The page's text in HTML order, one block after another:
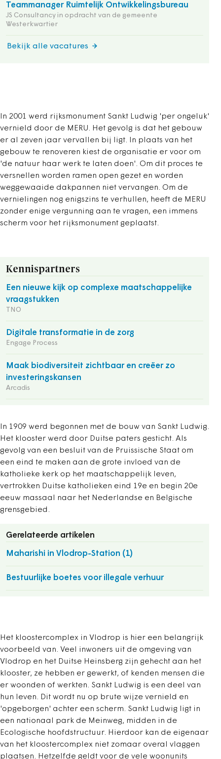
Teammanager Ruimtelijk Ontwikkelingsbureau
JS Consultancy in opdracht van de gemeente
Westerkwartier
Bekijk alle vacatures
In 2001 werd rijksmonument Sankt Ludwig 'per ongeluk'
vernield door de MERU. Het gevolg is dat het gebouw
er al zeven jaar vervallen bij ligt. In plaats van het
gebouw te renoveren kiest de organisatie er voor om
'de natuur haar werk te laten doen'. Om dit proces te
versnellen worden ramen open gezet en worden
weggewaaide dakpannen niet vervangen. Om de
vernielingen nog enigszins te verhullen, heeft de MERU
zonder enige vergunning aan te vragen, een immens
scherm voor het rijksmonument geplaatst.
Kennispartners
Een nieuwe kijk op complexe maatschappelijke
vraagstukken
TNO
Digitale transformatie in de zorg
Engage Process
Maak biodiversiteit zichtbaar en creëer zo
investeringskansen
Arcadis
In 1909 werd begonnen met de bouw van Sankt Ludwig.
Het klooster werd door Duitse paters gesticht. Als
gevolg van een besluit van de Pruissische Staat om
een eind te maken aan de grote invloed van de
katholieke kerk op het maatschappelijk leven,
vertrokken Duitse katholieken eind 19e en begin 20e
eeuw massaal naar het Nederlandse en Belgische
grensgebied.
Gerelateerde artikelen
Maharishi in Vlodrop-Station (1)
Bestuurlijke boetes voor illegale verhuur
Het kloostercomplex in Vlodrop is hier een belangrijk
voorbeeld van. Veel inwoners uit de omgeving van
Vlodrop en het Duitse Heinsberg zijn gehecht aan het
klooster, ze hebben er gewerkt, of kenden mensen die
er woonden of werkten. Sankt Ludwig is een deel van
hun leven. Dit wordt nu op brute wijze vernield en
'opgeborgen' achter een scherm. Sankt Ludwig ligt in
een nationaal park de Meinweg, midden in de
Ecologische hoofdstructuur. Hierdoor kan de eigenaar
van het kloostercomplex niet zomaar overal vlaggen
plaatsen. Hetzelfde geldt voor de vele woonunits